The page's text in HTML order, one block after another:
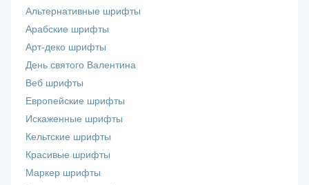
Альтернативные шрифты
Арабские шрифты
Арт-деко шрифты
День святого Валентина
Веб шрифты
Европейские шрифты
Искаженные шрифты
Кельтские шрифты
Красивые шрифты
Маркер шрифты